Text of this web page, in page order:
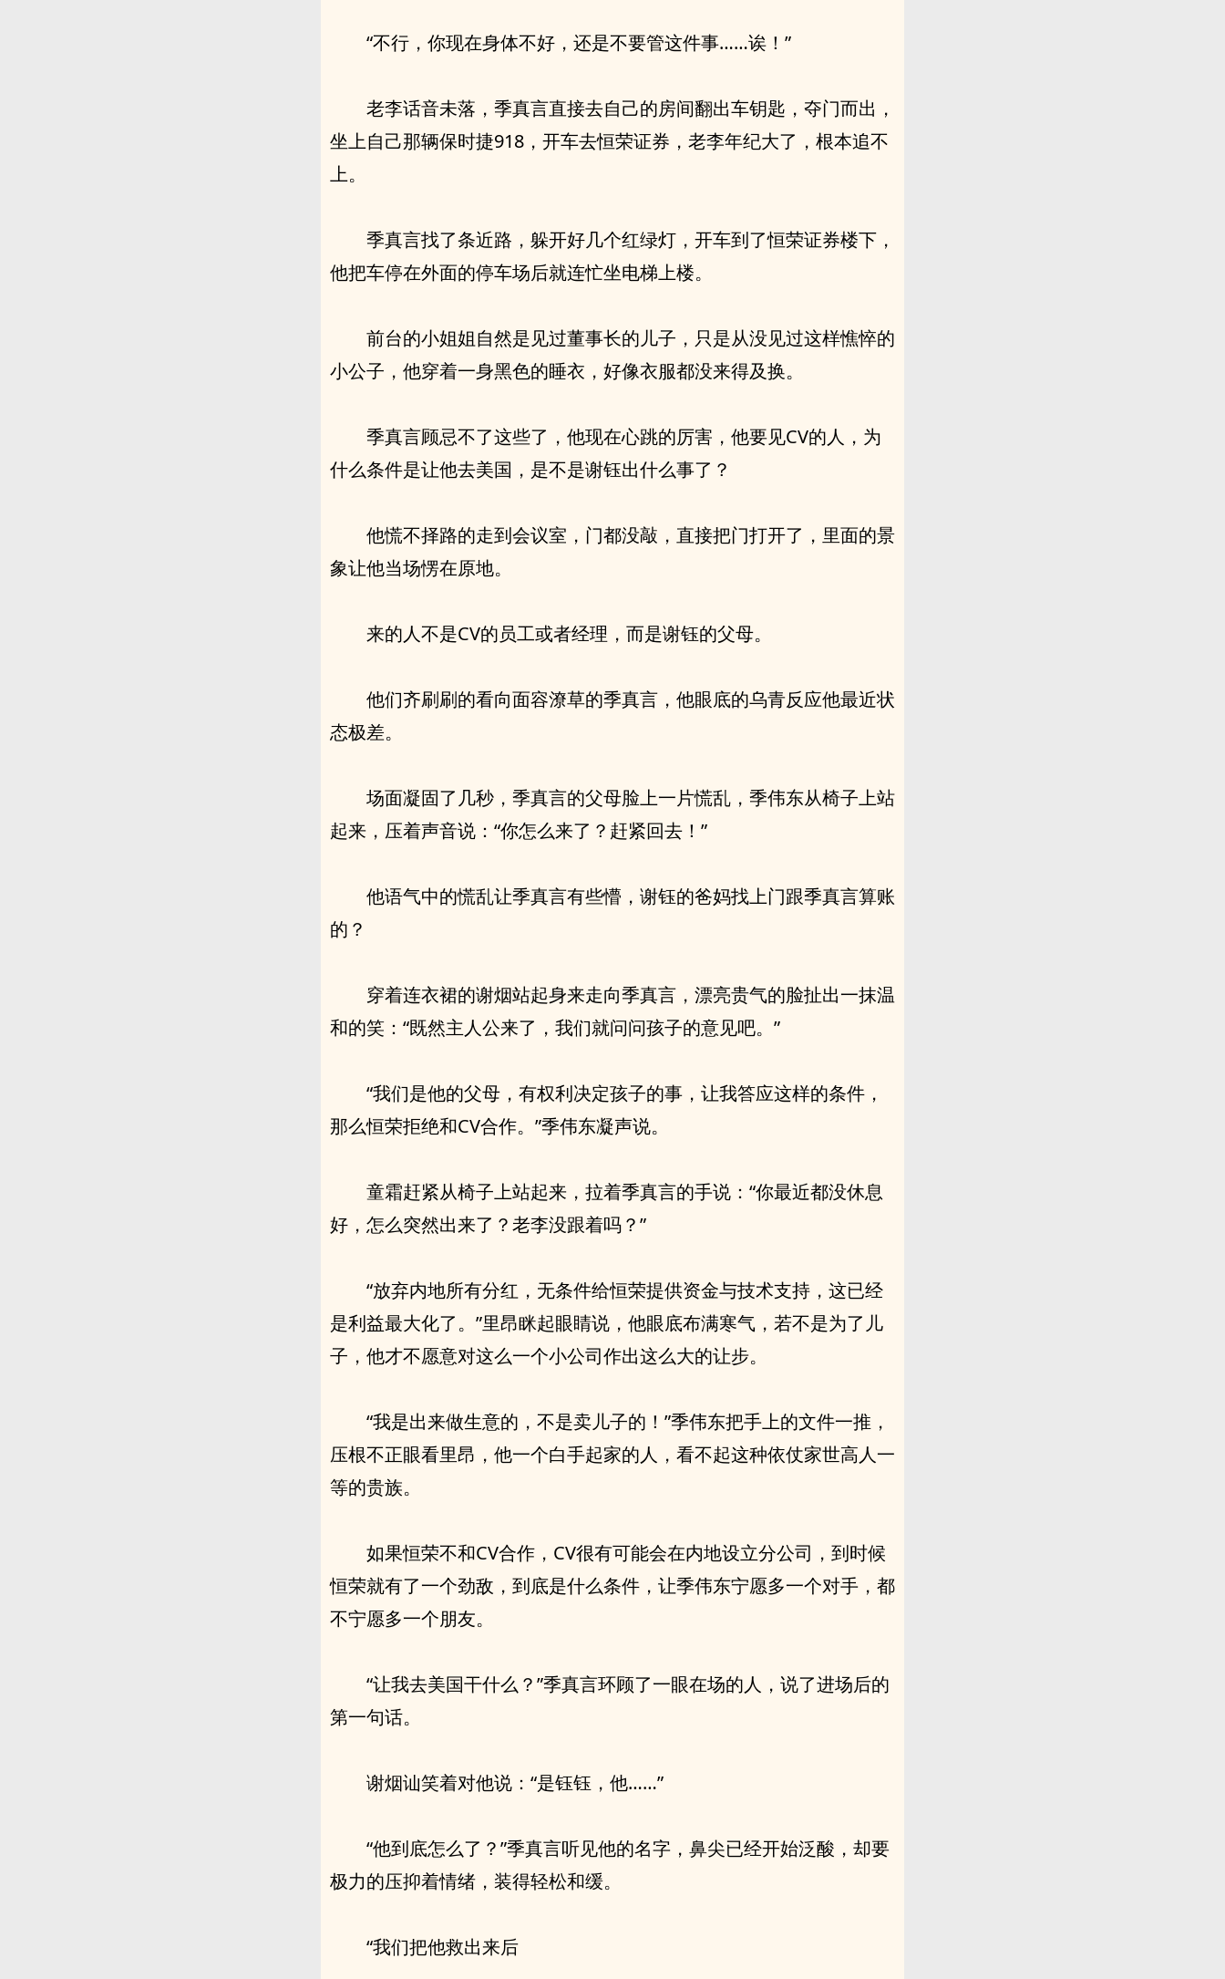
“不行，你现在身体不好，还是不要管这件事……诶！”
老李话音未落，季真言直接去自己的房间翻出车钥匙，夺门而出，
坐上自己那辆保时捷918，开车去恒荣证券，老李年纪大了，根本追不
上。
季真言找了条近路，躲开好几个红绿灯，开车到了恒荣证券楼下，
他把车停在外面的停车场后就连忙坐电梯上楼。
前台的小姐姐自然是见过董事长的儿子，只是从没见过这样憔悴的
小公子，他穿着一身黑色的睡衣，好像衣服都没来得及换。
季真言顾忌不了这些了，他现在心跳的厉害，他要见CV的人，为
什么条件是让他去美国，是不是谢钰出什么事了？
他慌不择路的走到会议室，门都没敲，直接把门打开了，里面的景
象让他当场愣在原地。
来的人不是CV的员工或者经理，而是谢钰的父母。
他们齐刷刷的看向面容潦草的季真言，他眼底的乌青反应他最近状
态极差。
场面凝固了几秒，季真言的父母脸上一片慌乱，季伟东从椅子上站
起来，压着声音说：“你怎么来了？赶紧回去！”
他语气中的慌乱让季真言有些懵，谢钰的爸妈找上门跟季真言算账
的？
穿着连衣裙的谢烟站起身来走向季真言，漂亮贵气的脸扯出一抹温
和的笑：“既然主人公来了，我们就问问孩子的意见吧。”
“我们是他的父母，有权利决定孩子的事，让我答应这样的条件，
那么恒荣拒绝和CV合作。”季伟东凝声说。
童霜赶紧从椅子上站起来，拉着季真言的手说：“你最近都没休息
好，怎么突然出来了？老李没跟着吗？”
“放弃内地所有分红，无条件给恒荣提供资金与技术支持，这已经
是利益最大化了。”里昂眯起眼睛说，他眼底布满寒气，若不是为了儿
子，他才不愿意对这么一个小公司作出这么大的让步。
“我是出来做生意的，不是卖儿子的！”季伟东把手上的文件一推，
压根不正眼看里昂，他一个白手起家的人，看不起这种依仗家世高人一
等的贵族。
如果恒荣不和CV合作，CV很有可能会在内地设立分公司，到时候
恒荣就有了一个劲敌，到底是什么条件，让季伟东宁愿多一个对手，都
不宁愿多一个朋友。
“让我去美国干什么？”季真言环顾了一眼在场的人，说了进场后的
第一句话。
谢烟讪笑着对他说：“是钰钰，他……”
“他到底怎么了？”季真言听见他的名字，鼻尖已经开始泛酸，却要
极力的压抑着情绪，装得轻松和缓。
“我们把他救出来后